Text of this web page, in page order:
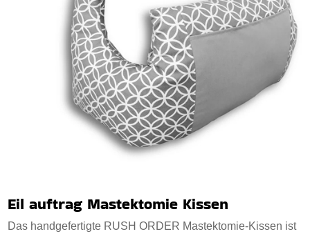
Eil auftrag Mastektomie Kissen
Das handgefertigte RUSH ORDER Mastektomie-Kissen ist